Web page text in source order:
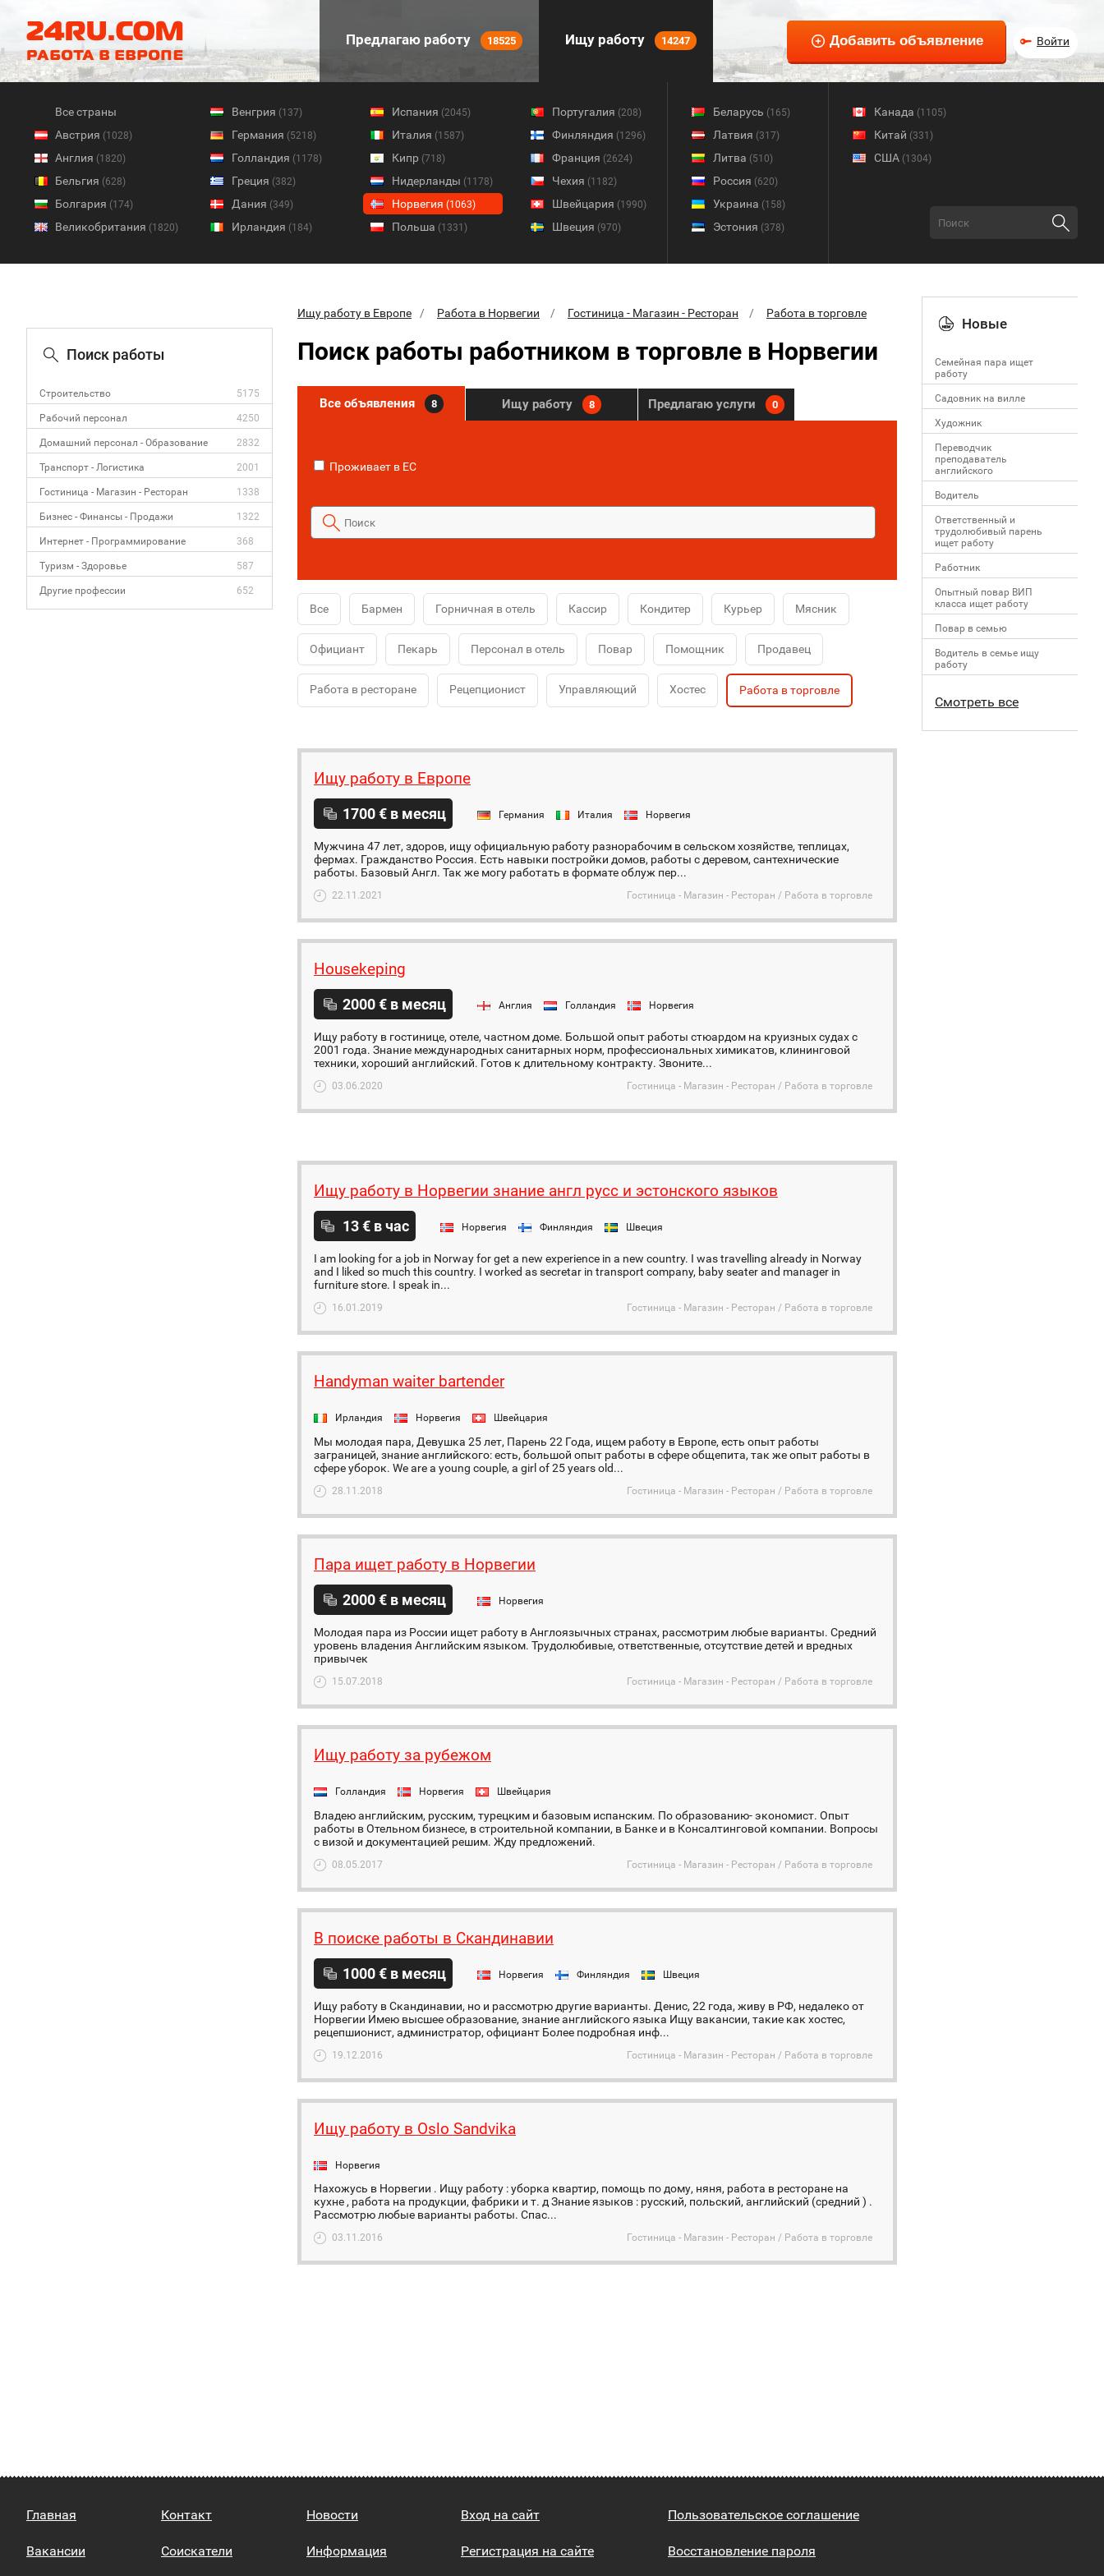
Предлагаю работу 18525 Ищу работу 14247 Войти
Все страны
Австрия (1028)
Англия (1820)
Бельгия (628)
Болгария (174)
Великобритания (1820)
Венгрия (137)
Германия (5218)
Голландия (1178)
Греция (382)
Дания (349)
Ирландия (184)
Испания (2045)
Италия (1587)
Кипр (718)
Нидерланды (1178)
Норвегия (1063)
Польша (1331)
Португалия (208)
Финляндия (1296)
Франция (2624)
Чехия (1182)
Швейцария (1990)
Швеция (970)
Беларусь (165)
Латвия (317)
Литва (510)
Россия (620)
Украина (158)
Эстония (378)
Канада (1105)
Китай (331)
США (1304)
Поиск работы
Строительство 5175
Рабочий персонал 4250
Домашний персонал - Образование 2832
Транспорт - Логистика 2001
Гостиница - Магазин - Ресторан 1338
Бизнес - Финансы - Продажи 1322
Интернет - Программирование 368
Туризм - Здоровье 587
Другие профессии 652
Ищу работу в Европе Работа в Норвегии Гостиница - Магазин - Ресторан Работа в торговле
Поиск работы работником в торговле в Норвегии
Все объявления 8 Ищу работу 8 Предлагаю услуги 0
Проживает в ЕС
Все Бармен Горничная в отель Кассир Кондитер Курьер Мясник
Официант Пекарь Персонал в отель Повар Помощник Продавец
Работа в ресторане Рецепционист Управляющий Хостес Работа в торговле
Ищу работу в Европе
1700 € в месяц Германия Италия Норвегия
Мужчина 47 лет, здоров, ищу официальную работу разнорабочим в сельском хозяйстве, теплицах,
фермах. Гражданство Россия. Есть навыки постройки домов, работы с деревом, сантехнические
работы. Базовый Англ. Так же могу работать в формате облуж пер...
22.11.2021 Гостиница - Магазин - Ресторан / Работа в торговле
Housekeping
2000 € в месяц Англия Голландия Норвегия
Ищу работу в гостинице, отеле, частном доме. Большой опыт работы стюардом на круизных судах с
2001 года. Знание международных санитарных норм, профессиональных химикатов, клининговой
техники, хороший английский. Готов к длительному контракту. Звоните...
03.06.2020 Гостиница - Магазин - Ресторан / Работа в торговле
Ищу работу в Норвегии знание англ русс и эстонского языков
13 € в час Норвегия Финляндия Швеция
I am looking for a job in Norway for get a new experience in a new country. I was travelling already in Norway
and I liked so much this country. I worked as secretar in transport company, baby seater and manager in
furniture store. I speak in...
16.01.2019 Гостиница - Магазин - Ресторан / Работа в торговле
Handyman waiter bartender
Ирландия Норвегия Швейцария
Мы молодая пара, Девушка 25 лет, Парень 22 Года, ищем работу в Европе, есть опыт работы
заграницей, знание английского: есть, большой опыт работы в сфере общепита, так же опыт работы в
сфере уборок. We are a young couple, a girl of 25 years old...
28.11.2018 Гостиница - Магазин - Ресторан / Работа в торговле
Пара ищет работу в Норвегии
2000 € в месяц Норвегия
Молодая пара из России ищет работу в Англоязычных странах, рассмотрим любые варианты. Средний
уровень владения Английским языком. Трудолюбивые, ответственные, отсутствие детей и вредных
привычек
15.07.2018 Гостиница - Магазин - Ресторан / Работа в торговле
Ищу работу за рубежом
Голландия Норвегия Швейцария
Владею английским, русским, турецким и базовым испанским. По образованию- экономист. Опыт
работы в Отельном бизнесе, в строительной компании, в Банке и в Консалтинговой компании. Вопросы
с визой и документацией решим. Жду предложений.
08.05.2017 Гостиница - Магазин - Ресторан / Работа в торговле
В поиске работы в Скандинавии
1000 € в месяц Норвегия Финляндия Швеция
Ищу работу в Скандинавии, но и рассмотрю другие варианты. Денис, 22 года, живу в РФ, недалеко от
Норвегии Имею высшее образование, знание английского языка Ищу вакансии, такие как хостес,
рецепшионист, администратор, официант Более подробная инф...
19.12.2016 Гостиница - Магазин - Ресторан / Работа в торговле
Ищу работу в Oslo Sandvika
Норвегия
Нахожусь в Норвегии . Ищу работу : уборка квартир, помощь по дому, няня, работа в ресторане на
кухне , работа на продукции, фабрики и т. д Знание языков : русский, польский, английский (средний ) .
Рассмотрю любые варианты работы. Спас...
03.11.2016 Гостиница - Магазин - Ресторан / Работа в торговле
Новые
Семейная пара ищет
работу
Садовник на вилле
Художник
Переводчик
преподаватель
английского
Водитель
Ответственный и
трудолюбивый парень
ищет работу
Работник
Опытный повар ВИП
класса ищет работу
Повар в семью
Водитель в семье ищу
работу
Смотреть все
Главная
Вакансии
Контакт
Соискатели
Новости
Информация
Вход на сайт
Регистрация на сайте
Пользовательское соглашение
Восстановление пароля